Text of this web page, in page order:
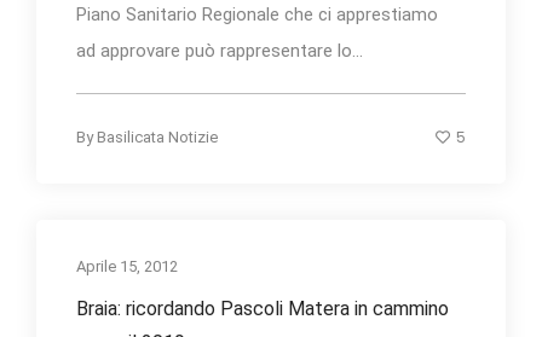
Piano Sanitario Regionale che ci apprestiamo
ad approvare può rappresentare lo...
By Basilicata Notizie 5
Aprile 15, 2012
Braia: ricordando Pascoli Matera in cammino